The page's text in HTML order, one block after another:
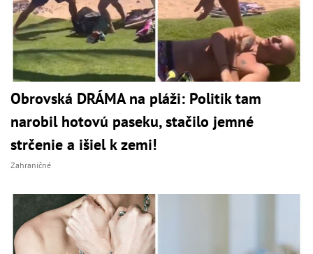
Obrovská DRÁMA na pláži: Politik tam
narobil hotovú paseku, stačilo jemné
strčenie a išiel k zemi!
Zahraničné